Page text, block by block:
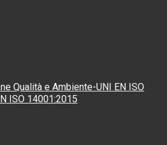
Qualità e Ambiente-UNI EN ISO
ISO 14001:2015